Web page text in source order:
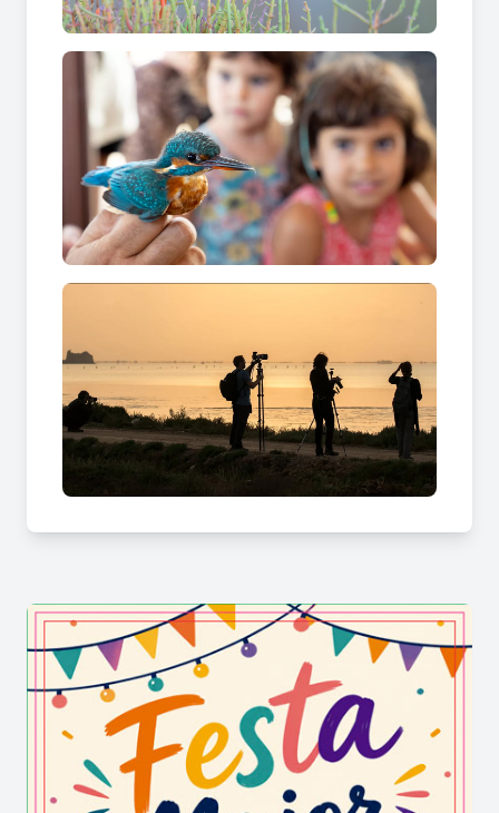
l’anellament de rèptiules migratòries.
vaixell, rutes fotogràfiques, documentals, cinema,
presentacions de llibres... Hi ha alguna cosa per a
cada perfil, des dels ornitòlegs fins a qui
simplement vol gaudir del paisatge.
Entrada general (a partir de l’1 de juliol de 2025):
3 dies: 12 € adults / 3 € infants (fins a 14 anys).
Entrada per dia in situ: divendres 5 €, dissabte 8
€, diumenge 5 €; infants, 2 €
guiades tenen un cost a part, però requereixen
l’entrada general per participar.
Més informació alsegüent enllaç